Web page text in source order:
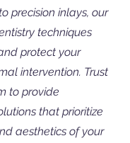
precision inlays, our
techniques
protect your
intervention. Trust
to provide
that prioritize
aesthetics of your